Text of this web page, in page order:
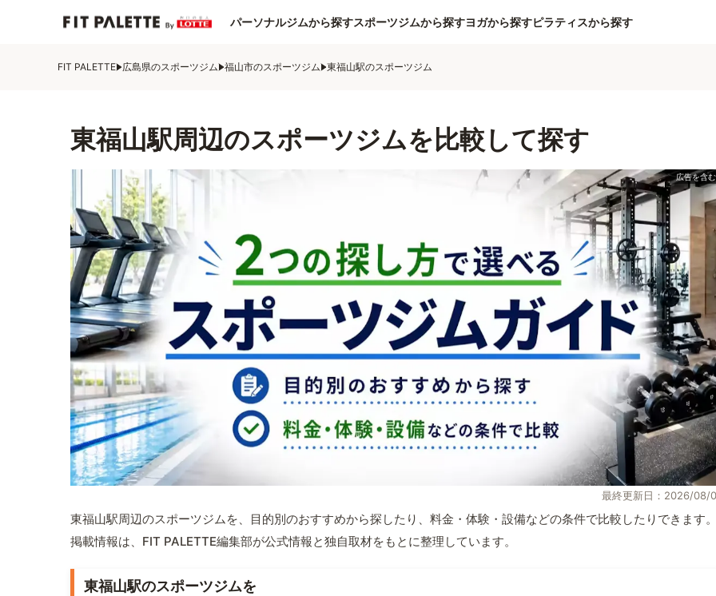
パーソナルジムから探すスポーツジムから探すヨガから探すピラティスから探す
FIT PALETTE 広島県のスポーツジム 福山市のスポーツジム 東福山駅のスポーツジム
東福山駅周辺のスポーツジムを比較して探す
最終更新日：2026/08/
東福山駅周辺のスポーツジムを、目的別のおすすめから探したり、料金・体験・設備などの条件で比較したりできます
掲載情報は、FIT PALETTE編集部が公式情報と独自取材をもとに整理しています。
東福山駅のスポーツジムを